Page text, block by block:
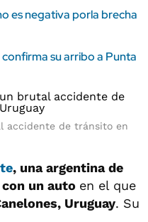
es negativa porla brecha
su arribo a Punta
accidente de tránsito en
, una argentina de
un auto en el que
Uruguay. Su